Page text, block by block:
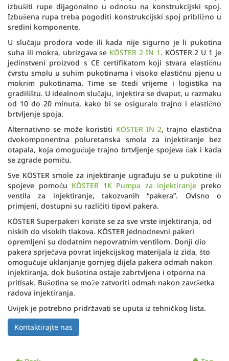
izbušiti rupe dijagonalno u odnosu na konstrukcijski spoj.
Izbušena rupa treba pogoditi konstrukcijski spoj približno u
sredini komponente.
U slučaju prodora vode ili kada nije sigurno je li pukotina
suha ili mokra, ubrizgava se KÖSTER 2 IN 1. KÖSTER 2 U 1 je
jedinstveni proizvod s CE certifikatom koji stvara elastičnu
čvrstu smolu u suhim pukotinama i visoko elastičnu pjenu u
mokrim pukotinama. Time se štedi vrijeme i logistika na
gradilištu. U idealnom slučaju, injektira se dvaput, u razmaku
od 10 do 20 minuta, kako bi se osiguralo trajno i elastično
brtvljenje spoja.
Alternativno se može koristiti KÖSTER IN 2, trajno elastična
dvokomponentna poluretanska smola za injektiranje bez
otapala, koja omogućuje trajno brtvljenje spojeva čak i kada
se zgrade pomiču.
Sve KÖSTER smole za injektiranje ugrađuju se u pukotine ili
spojeve pomoću KÖSTER 1K Pumpa za injektiranje preko
ventila za injektiranje, takozvanih “pakera”. Ovisno o
primjeni, dostupni su različiti tipovi pakera.
KÖSTER Superpakeri koriste se za sve vrste injektiranja, od
niskih do visokih tlakova. KÖSTER Jednodnevni pakeri
opremljeni su dodatnim nepovratnim ventilom. Donji dio
pakera sprječava povrat injekcijskog materijala iz zida, što
omogućuje uklanjanje gornjeg dijela pakera odmah nakon
injektiranja, dok bušotina ostaje zabrtvljena i otporna na
pritisak. Bušotina se može zatvoriti odmah nakon završetka
radova injektiranja.
Uvijek je potrebno pridržavati se uputa iz tehničkog lista.